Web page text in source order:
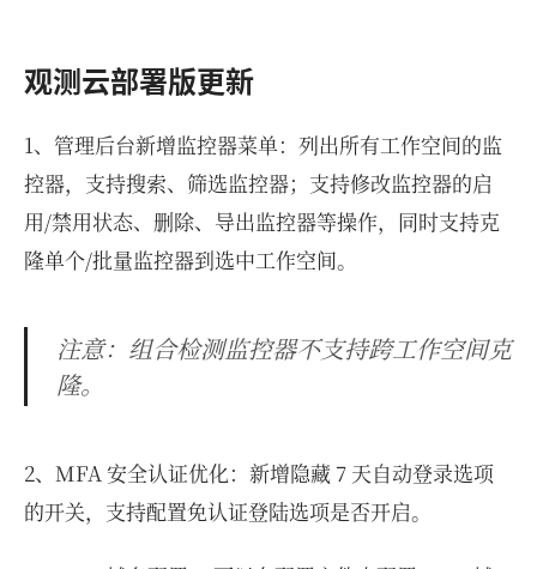
观测云部署版更新
1、管理后台新增监控器菜单：列出所有工作空间的监
控器，支持搜索、筛选监控器；支持修改监控器的启
用/禁用状态、删除、导出监控器等操作，同时支持克
隆单个/批量监控器到选中工作空间。
注意：组合检测监控器不支持跨工作空间克
隆。
2、MFA 安全认证优化：新增隐藏 7 天自动登录选项
的开关，支持配置免认证登陆选项是否开启。